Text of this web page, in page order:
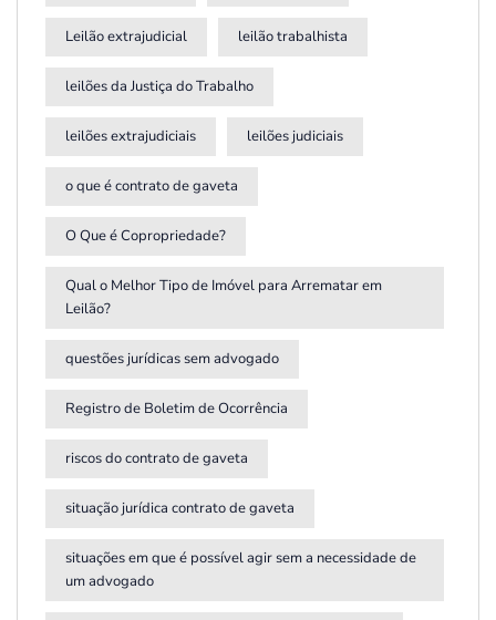
Leilão extrajudicial leilão trabalhista
leilões da Justiça do Trabalho
leilões extrajudiciais leilões judiciais
o que é contrato de gaveta
O Que é Copropriedade?
Qual o Melhor Tipo de Imóvel para Arrematar em
Leilão?
questões jurídicas sem advogado
Registro de Boletim de Ocorrência
riscos do contrato de gaveta
situação jurídica contrato de gaveta
situações em que é possível agir sem a necessidade de
um advogado